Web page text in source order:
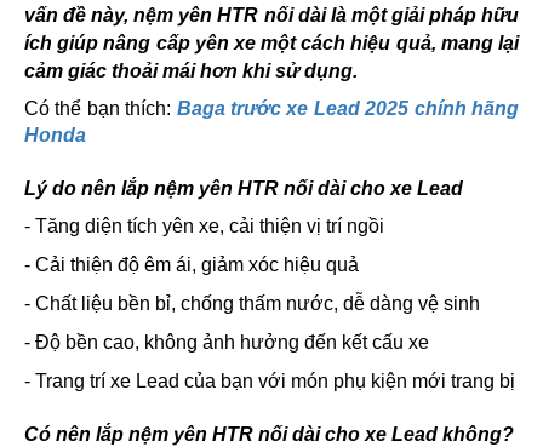
vấn đề này, nệm yên HTR nối dài là một giải pháp hữu
ích giúp nâng cấp yên xe một cách hiệu quả, mang lại
cảm giác thoải mái hơn khi sử dụng.
Có thể bạn thích: Baga trước xe Lead 2025 chính hãng
Honda
Lý do nên lắp nệm yên HTR nối dài cho xe Lead
- Tăng diện tích yên xe, cải thiện vị trí ngồi
- Cải thiện độ êm ái, giảm xóc hiệu quả
- Chất liệu bền bỉ, chống thấm nước, dễ dàng vệ sinh
- Độ bền cao, không ảnh hưởng đến kết cấu xe
- Trang trí xe Lead của bạn với món phụ kiện mới trang bị
Có nên lắp nệm yên HTR nối dài cho xe Lead không?